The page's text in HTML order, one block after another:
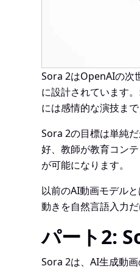
Sora 2はOpenAIの次
に設計されています
には感情的な演技ま
Sora 2の目標は単純
好、教師が教育コン
が可能になります。
以前のAI動画モデル
動きを自然言語入力
パート2:
Sora 2は、AI生成動